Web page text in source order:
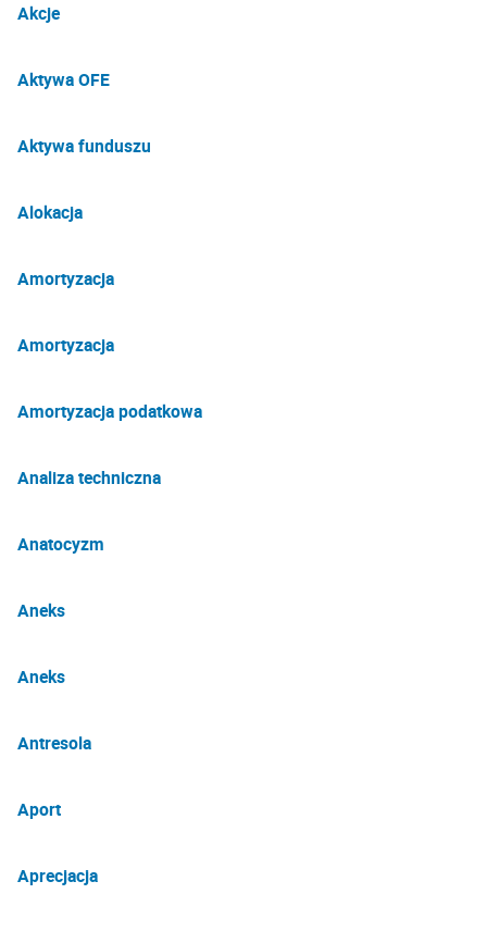
Akcje
Aktywa OFE
Aktywa funduszu
Alokacja
Amortyzacja
Amortyzacja
Amortyzacja podatkowa
Analiza techniczna
Anatocyzm
Aneks
Aneks
Antresola
Aport
Aprecjacja